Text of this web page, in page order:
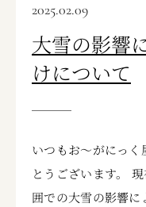
2025.02.09
大雪の影響
けについて
いつもお〜がにっ
とうございます。
囲での大雪の影響